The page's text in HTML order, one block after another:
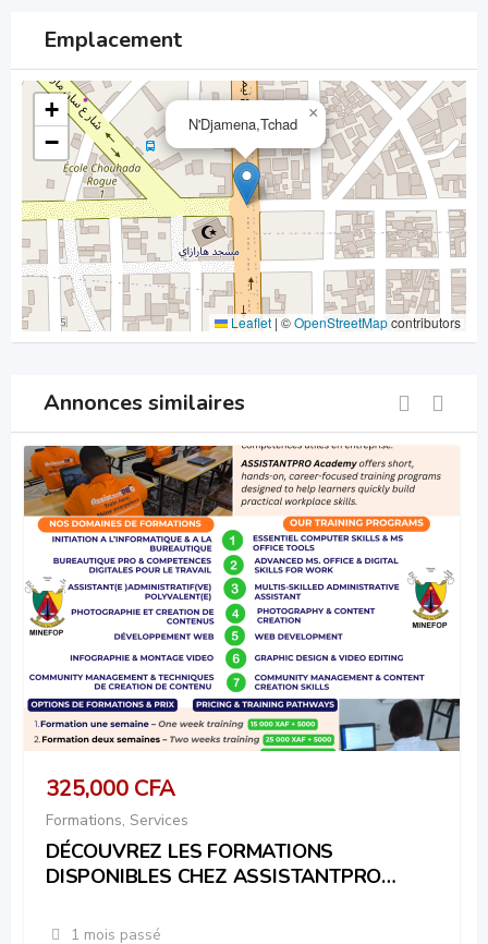
Emplacement
N'Djamena,Tchad
×
+
−
Leaflet | ©OpenStreetMapcontributors
Annonces similaires
325,000 CFA
Formations, Services
DÉCOUVREZ LES FORMATIONS
DISPONIBLES CHEZ ASSISTANTPRO
1 mois passé